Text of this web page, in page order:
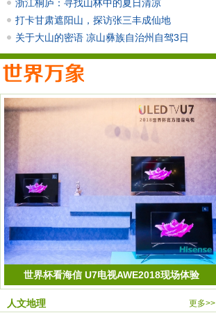
浙江桐庐：寻找山林中的夏日清凉
打卡甘肃遮阳山，探访张三丰成仙地
关于大山的密语 凉山彝族自治州自驾3日
世界杯看海信 U7电视AWE2018现场体验
更多>>
人文地理